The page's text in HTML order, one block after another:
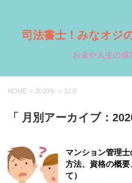
司法書士！みなオジ
お金や人生の成
HOME > 2020年 > 10月
「 月別アーカイブ：
マンション管理
方法、資格の概
て）